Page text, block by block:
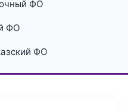
ФО
ФО
ФО